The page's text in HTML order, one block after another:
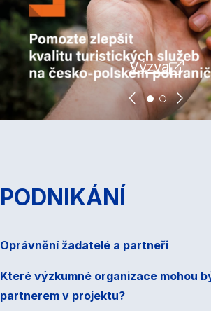
Výzva
PODNIKÁNÍ
Oprávnění žadatelé a partneři
Které výzkumné organizace mohou
partnerem v projektu?